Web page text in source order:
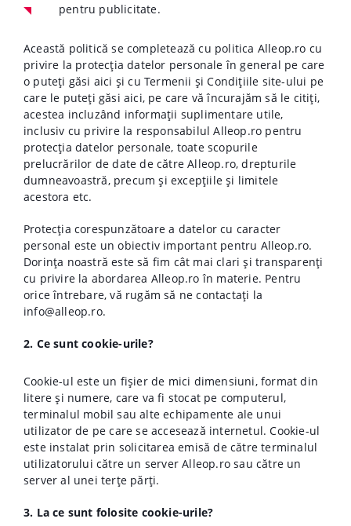
pentru publicitate.
Această politică se completează cu politica Alleop.ro cu
privire la protecția datelor personale în general pe care
o puteți găsi aici și cu Termenii și Condițiile site-ului pe
care le puteți găsi aici, pe care vă încurajăm să le citiți,
acestea incluzând informații suplimentare utile,
inclusiv cu privire la responsabilul Alleop.ro pentru
protecția datelor personale, toate scopurile
prelucrărilor de date de către Alleop.ro, drepturile
dumneavoastră, precum și excepțiile și limitele
acestora etc.
Protecția corespunzătoare a datelor cu caracter
personal este un obiectiv important pentru Alleop.ro.
Dorința noastră este să fim cât mai clari și transparenți
cu privire la abordarea Alleop.ro în materie. Pentru
orice întrebare, vă rugăm să ne contactați la
info@alleop.ro.
2. Ce sunt cookie-urile?
Cookie-ul este un fișier de mici dimensiuni, format din
litere și numere, care va fi stocat pe computerul,
terminalul mobil sau alte echipamente ale unui
utilizator de pe care se accesează internetul. Cookie-ul
este instalat prin solicitarea emisă de către terminalul
utilizatorului către un server Alleop.ro sau către un
server al unei terțe părți.
3. La ce sunt folosite cookie-urile?